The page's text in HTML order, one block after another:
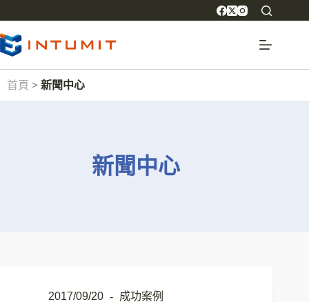
首頁 > 新聞中心
新聞中心
2017/09/20 成功案例